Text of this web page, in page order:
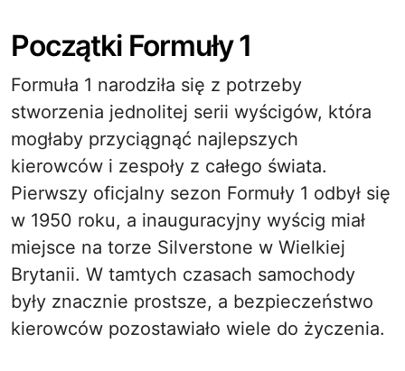
Początki Formuły 1
Formuła 1 narodziła się z potrzeby
stworzenia jednolitej serii wyścigów, która
mogłaby przyciągnąć najlepszych
kierowców i zespoły z całego świata.
Pierwszy oficjalny sezon Formuły 1 odbył się
w 1950 roku, a inauguracyjny wyścig miał
miejsce na torze Silverstone w Wielkiej
Brytanii. W tamtych czasach samochody
były znacznie prostsze, a bezpieczeństwo
kierowców pozostawiało wiele do życzenia.